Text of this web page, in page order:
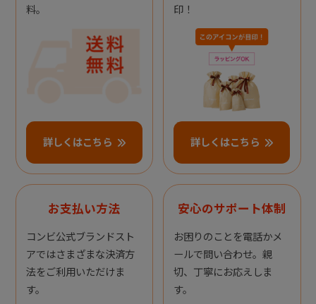
料。
詳しくはこちら
印！
詳しくはこちら
お支払い方法
コンビ公式ブランドスト
アではさまざまな決済方
法をご利用いただけま
す。
安心のサポート体制
お困りのことを電話かメ
ールで問い合わせ。親
切、丁寧にお応えしま
す。